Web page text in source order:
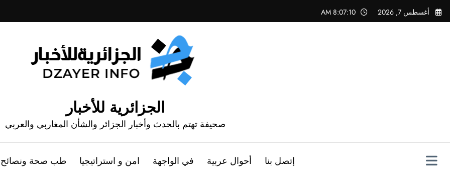
التجاوز
إلى
أغسطس 7, 2026 8:07:12 AM
الجزائرية للأخبار
صحيفة تهتم بالحدث وأخبار الجزائر والشأن المغاربي والعربي
إتصل بنا أحوال عربية في الواجهة امن و استراتيجيا طب صحة ونصائح